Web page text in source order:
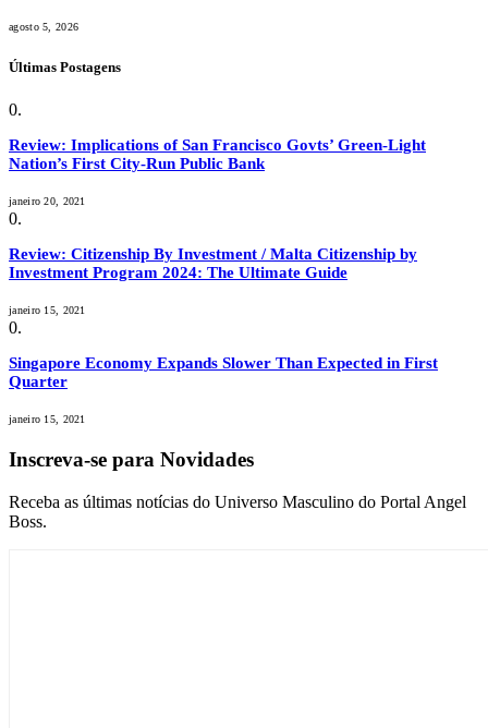
agosto 5, 2026
Últimas Postagens
Review: Implications of San Francisco Govts’ Green-Light
Nation’s First City-Run Public Bank
janeiro 20, 2021
Review: Citizenship By Investment / Malta Citizenship by
Investment Program 2024: The Ultimate Guide
janeiro 15, 2021
Singapore Economy Expands Slower Than Expected in First
Quarter
janeiro 15, 2021
Inscreva-se para Novidades
Receba as últimas notícias do Universo Masculino do Portal Angel
Boss.